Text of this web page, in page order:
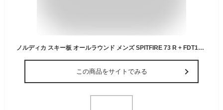
ノルディカ スキー板 オールラウンド メンズ SPITFIRE 73 R + FDT10GW 板+ビンディング NORDICA 【24-25 2024-2025】
この商品をサイトでみる